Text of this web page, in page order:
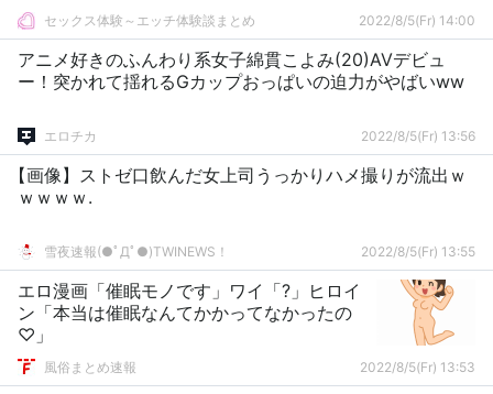
セックス体験～エッチ体験談まとめ 2022/8/5(Fr) 14:00
アニメ好きのふんわり系女子綿貫こよみ(20)AVデビュ
ー！突かれて揺れるGカップおっぱいの迫力がやばいww
エロチカ 2022/8/5(Fr) 13:56
【画像】ストゼ口飲んだ女上司うっかりハメ撮りが流出ｗ
ｗｗｗｗ.
雪夜速報(●ﾟДﾟ●)TWINEWS！ 2022/8/5(Fr) 13:55
エロ漫画「催眠モノです」ワイ「?」ヒロイ
ン「本当は催眠なんてかかってなかったの
♡」
風俗まとめ速報 2022/8/5(Fr) 13:53